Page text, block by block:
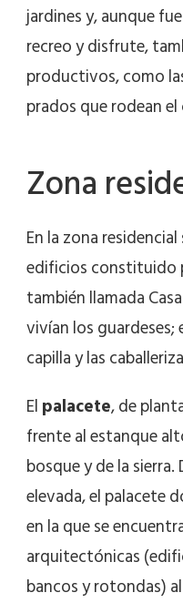
jardines y, aunque
recreo y disfrute,
productivos, como
prados que rodean
Zona
En la zona
edificios constituido
también llamada
vivían los guardeses;
capilla y las
Elpalacete, de
frente al estanque
bosque y de la
elevada, el palacete
en la que se
arquitectónicas
bancos y rotondas)